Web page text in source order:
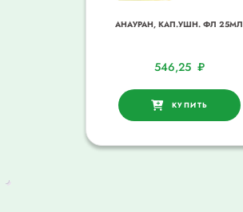
АНАУРАН, КАП.УШН. ФЛ 25МЛ
546,25 ₽
КУПИТЬ